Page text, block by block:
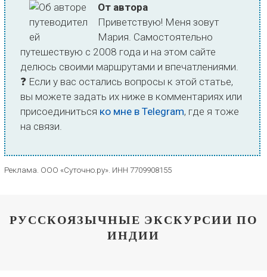
От автора
Приветствую! Меня зовут
Мария. Самостоятельно
путешествую с 2008 года и на этом сайте
делюсь своими маршрутами и впечатлениями.
❓ Если у вас остались вопросы к этой статье,
вы можете задать их ниже в комментариях или
присоединиться ко мне в Telegram, где я тоже
на связи.
Реклама. ООО «Суточно.ру». ИНН 7709908155
РУССКОЯЗЫЧНЫЕ ЭКСКУРСИИ ПО
ИНДИИ